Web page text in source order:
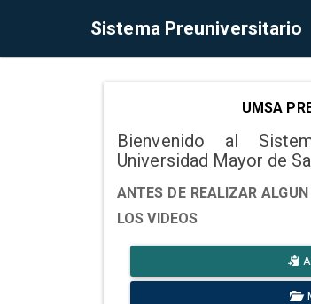
Sistema Preuniversitario
UMSA
Bienvenido al
Universidad Mayor de
ANTES DE REALIZAR
LOS VIDEOS